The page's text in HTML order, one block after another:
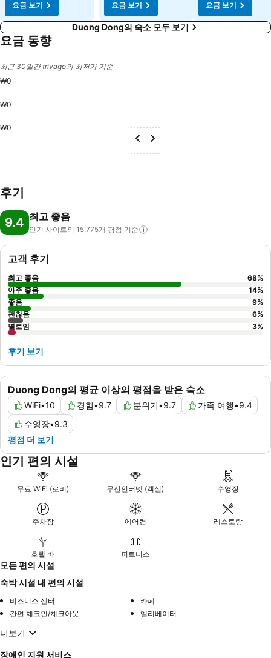
요금 보기
요금 보기
요금 보기
Duong Dong의 숙소 모두 보기
요금 동향
최근 30일간 trivago의 최저가 기준
₩0
₩0
₩0
후기
9.4 최고 좋음
인기 사이트의 15,775개 평점 기준
Duong Dong의 평균 이상의 평점을 받은 숙소
WiFi•10 경험•9.7 분위기•9.7 가족 여행•9.4
수영장•9.3
평점 더 보기
고객 후기
최고 좋음 68%
아주 좋음
14%
좋음
9%
괜찮음
6%
별로임
3%
후기 보기
인기 편의 시설
무료 WiFi (로비) 무선인터넷 (객실) 수영장
주차장 에어컨 레스토랑
호텔 바 피트니스
모든 편의 시설
숙박 시설 내 편의 시설
비즈니스 센터
카페
간편 체크인/체크아웃
엘리베이터
더보기
장애인 지원 서비스